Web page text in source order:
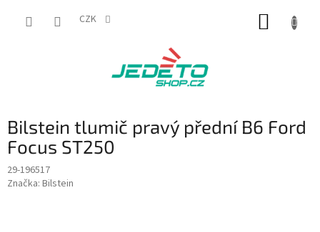
CZK
Bilstein tlumič pravý přední B6 Ford
Focus ST250
29-196517
Značka: Bilstein